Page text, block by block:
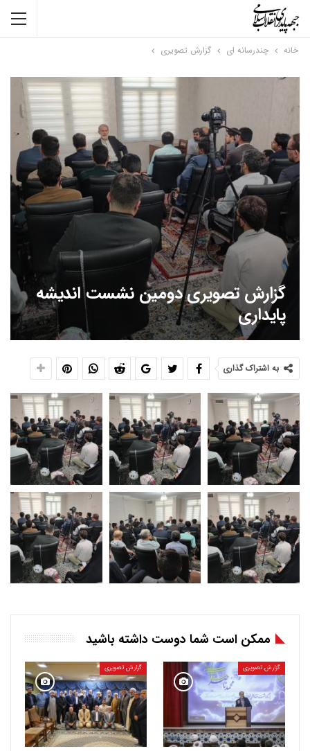
خانه چندرسانه ای گزارش تصویری
گزارش تصویری دومین نشست اندیشه
پایداری
به اشتراک گذاری
ممکن است شما دوست داشته باشید
گزارش تصویری گزارش تصویری